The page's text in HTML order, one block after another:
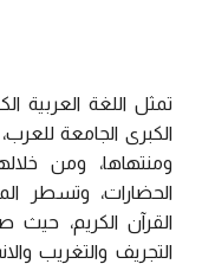
تمثل اللغة العربية
الكبرى الجامعة
ومنتهاها، ومن
الحضارات، وتسطر
القرآن الكريم، حيث
التجريف والتغريب